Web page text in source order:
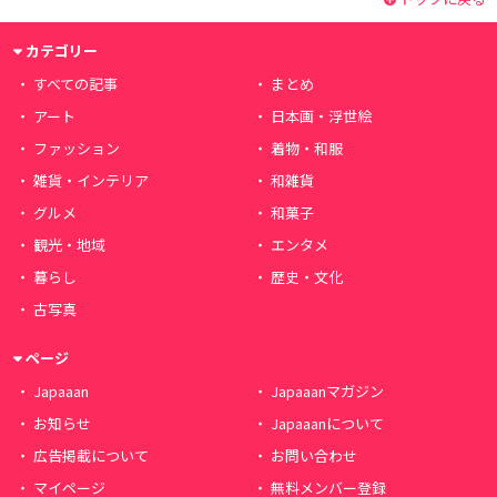
カテゴリー
すべての記事
まとめ
アート
日本画・浮世絵
ファッション
着物・和服
雑貨・インテリア
和雑貨
グルメ
和菓子
観光・地域
エンタメ
暮らし
歴史・文化
古写真
ページ
Japaaan
Japaaanマガジン
お知らせ
Japaaanについて
広告掲載について
お問い合わせ
マイページ
無料メンバー登録